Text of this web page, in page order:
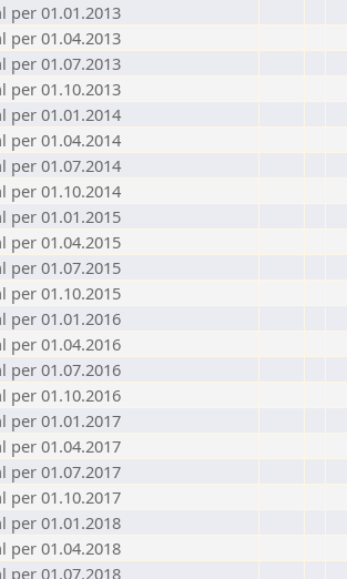
per 01.01.2013
per 01.04.2013
per 01.07.2013
per 01.10.2013
per 01.01.2014
per 01.04.2014
per 01.07.2014
per 01.10.2014
per 01.01.2015
per 01.04.2015
per 01.07.2015
per 01.10.2015
per 01.01.2016
per 01.04.2016
per 01.07.2016
per 01.10.2016
per 01.01.2017
per 01.04.2017
per 01.07.2017
per 01.10.2017
per 01.01.2018
per 01.04.2018
per 01.07.2018